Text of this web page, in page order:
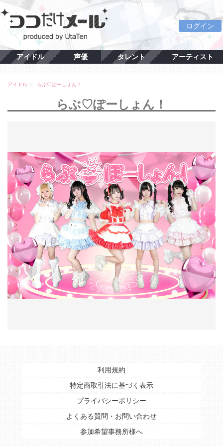
ログイン
アイドル 声優 タレント アーティスト
アイドル らぶ♡ぽーしょん！
らぶ♡ぽーしょん！
利用規約
特定商取引法に基づく表示
プライバシーポリシー
よくある質問・お問い合わせ
参加希望事務所様へ